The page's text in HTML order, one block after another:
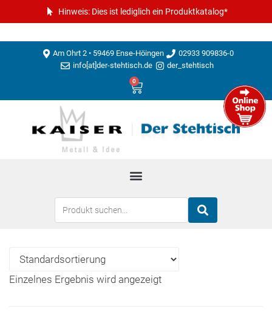
Hinweis: Dies ist lediglich ein Produktkatalog*
Am Ohrt 2 • 59469 Ense-Höingen
02933 909836-0
info[at]der-stehtisch.de
der_stehtisch
0
Einzelnes Ergebnis wird angezeigt